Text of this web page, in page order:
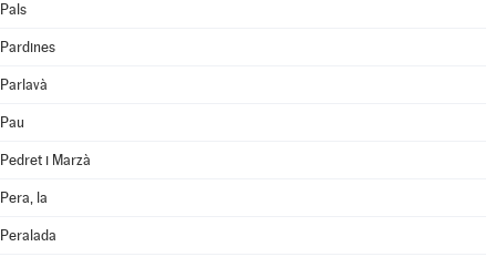
Pals
Pardines
Parlavà
Pau
Pedret i Marzà
Pera, la
Peralada